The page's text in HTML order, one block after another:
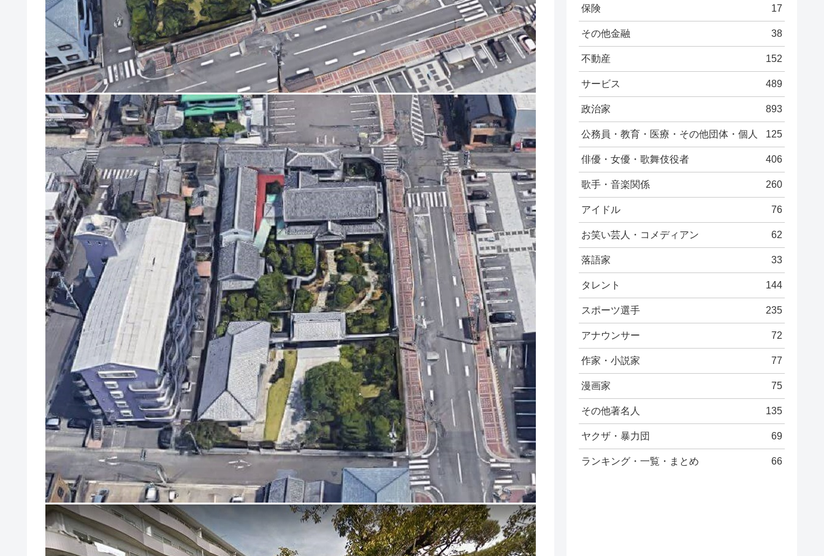
保険 17
その他金融 38
不動産 152
サービス 489
政治家 893
公務員・教育・医療・その他団体・個人 125
俳優・女優・歌舞伎役者 406
歌手・音楽関係 260
アイドル 76
お笑い芸人・コメディアン 62
落語家 33
タレント 144
スポーツ選手 235
アナウンサー 72
作家・小説家 77
漫画家 75
その他著名人 135
ヤクザ・暴力団 69
ランキング・一覧・まとめ 66